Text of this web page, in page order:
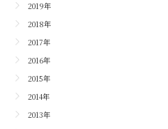
2019年
2018年
2017年
2016年
2015年
2014年
2013年